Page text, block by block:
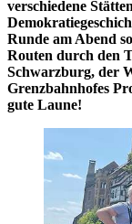
verschiedene
Runde am Abend
Routen durch den
Schwarzburg, der
Grenzbahnhofes
gute Laune!